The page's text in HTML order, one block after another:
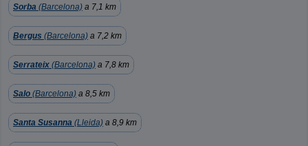
Sorba (Barcelona) a 7,1 km
Bergus (Barcelona) a 7,2 km
Serrateix (Barcelona) a 7,8 km
Salo (Barcelona) a 8,5 km
Santa Susanna (Lleida) a 8,9 km